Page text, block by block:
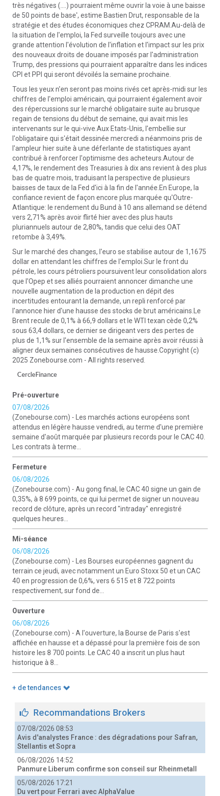
très négatives (....) pourraient même ouvrir la voie à une baisse
de 50 points de base', estime Bastien Drut, responsable de la
stratégie et des études économiques chez CPRAM.Au-delà de
la situation de l'emploi, la Fed surveille toujours avec une
grande attention l'évolution de l'inflation et l'impact sur les prix
des nouveaux droits de douane imposés par l'administration
Trump, des pressions qui pourraient apparaître dans les indices
CPI et PPI qui seront dévoilés la semaine prochaine.
Tous les yeux n'en seront pas moins rivés cet après-midi sur les
chiffres de l'emploi américain, qui pourraient également avoir
des répercussions sur le marché obligataire suite au brusque
regain de tensions du début de semaine, qui avait mis les
intervenants sur le qui-vive.Aux Etats-Unis, l'embellie sur
l'obligataire qui s'était dessinée mercredi a néanmoins pris de
l'ampleur hier suite à une déferlante de statistiques ayant
contribué à renforcer l'optimisme des acheteurs.Autour de
4,17%, le rendement des Treasuries à dix ans revient à des plus
bas de quatre mois, traduisant la perspective de plusieurs
baisses de taux de la Fed d'ici à la fin de l'année.En Europe, la
confiance revient de façon encore plus marquée qu'Outre-
Atlantique: le rendement du Bund à 10 ans allemand se détend
vers 2,71% après avoir flirté hier avec des plus hauts
pluriannuels autour de 2,80%, tandis que celui des OAT
retombe à 3,49%.
Sur le marché des changes, l'euro se stabilise autour de 1,1675
dollar en attendant les chiffres de l'emploi.Sur le front du
pétrole, les cours pétroliers poursuivent leur consolidation alors
que l'Opep et ses alliés pourraient annoncer dimanche une
nouvelle augmentation de la production en dépit des
incertitudes entourant la demande, un repli renforcé par
l'annonce hier d'une hausse des stocks de brut américains.Le
Brent recule de 0,1% à 66,9 dollars et le WTI texan cède 0,2%
sous 63,4 dollars, ce dernier se dirigeant vers des pertes de
plus de 1,1% sur l'ensemble de la semaine après avoir réussi à
aligner deux semaines consécutives de hausse.Copyright (c)
2025 Zonebourse.com - All rights reserved.
CercleFinance
Pré-ouverture
07/08/2026
(Zonebourse.com) - Les marchés actions européens sont
attendus en légère hausse vendredi, au terme d'une première
semaine d'août marquée par plusieurs records pour le CAC 40.
Les contrats à terme...
Fermeture
06/08/2026
(Zonebourse.com) - Au gong final, le CAC 40 signe un gain de
0,35%, à 8 699 points, ce qui lui permet de signer un nouveau
record de clôture, après un record "intraday" enregistré
quelques heures...
Mi-séance
06/08/2026
(Zonebourse.com) - Les Bourses européennes gagnent du
terrain ce jeudi, avec notamment un Euro Stoxx 50 et un CAC
40 en progression de 0,6%, vers 6 515 et 8 722 points
respectivement, sur fond de...
Ouverture
06/08/2026
(Zonebourse.com) - A l'ouverture, la Bourse de Paris s'est
affichée en hausse et a dépassé pour la première fois de son
histoire les 8 700 points. Le CAC 40 a inscrit un plus haut
historique à 8...
+ de tendances
Recommandations Brokers
07/08/2026 08:53
Avis d'analystes France : des dégradations pour Safran,
Stellantis et Sopra
06/08/2026 14:52
Panmure Liberum confirme son conseil sur Rheinmetall
05/08/2026 17:21
Du vert pour Ferrari avec AlphaValue